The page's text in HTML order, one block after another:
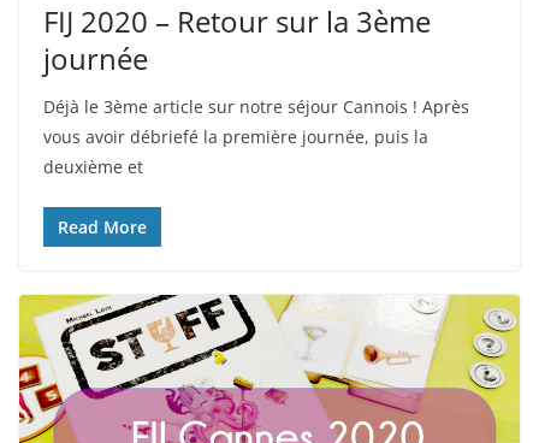
FIJ 2020 – Retour sur la 3ème
journée
Déjà le 3ème article sur notre séjour Cannois ! Après
vous avoir débriefé la première journée, puis la
deuxième et
Read More